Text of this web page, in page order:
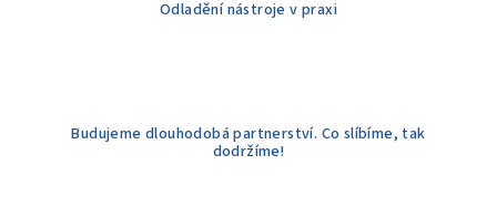
Odladění nástroje v praxi
Budujeme dlouhodobá partnerství. Co slíbíme, tak
dodržíme!